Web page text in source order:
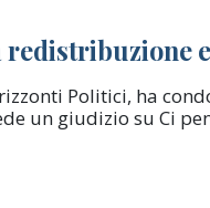
Politici, ha
un giudizio su Ci